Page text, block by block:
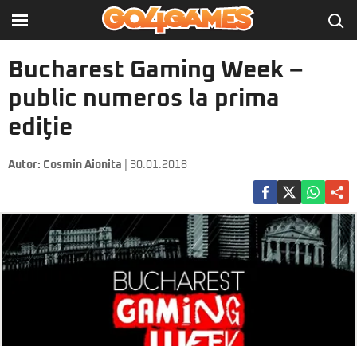
Bucharest Gaming Week –
public numeros la prima
ediţie
Autor: Cosmin Aionita | 30.01.2018